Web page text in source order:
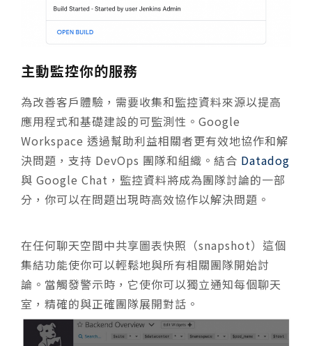
主動監控你的服務
​​為改善客戶體驗，需要收集和監控資料來源以提高
應用程式和基礎建設的可監測性。Google
Workspace 透過幫助利益相關者更有效地協作和解
決問題，支持 DevOps 團隊和組織。結合 Datadog
與 Google Chat，監控資料將成為團隊討論的一部
分，你可以在問題出現時高效協作以解決問題。
在任何聊天空間中共享圖表快照（snapshot）這個
集結功能使你可以輕鬆地與所有相關團隊開始討
論。當觸發警示時，它使你可以獨立通知每個聊天
室，精確的與正確團隊展開對話。